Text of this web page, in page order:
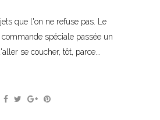
que l'on ne refuse pas. Le
spéciale passée un
se coucher, tôt, parce...